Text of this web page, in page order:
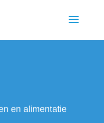
en alimentatie